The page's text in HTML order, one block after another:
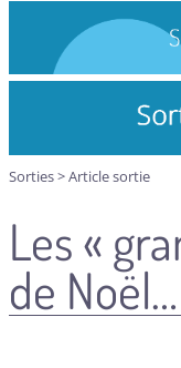
Sorties>Article sortie
Les «
de Noël…